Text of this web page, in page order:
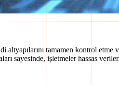
altyapılarını tamamen kontrol
sayesinde, işletmeler hassas